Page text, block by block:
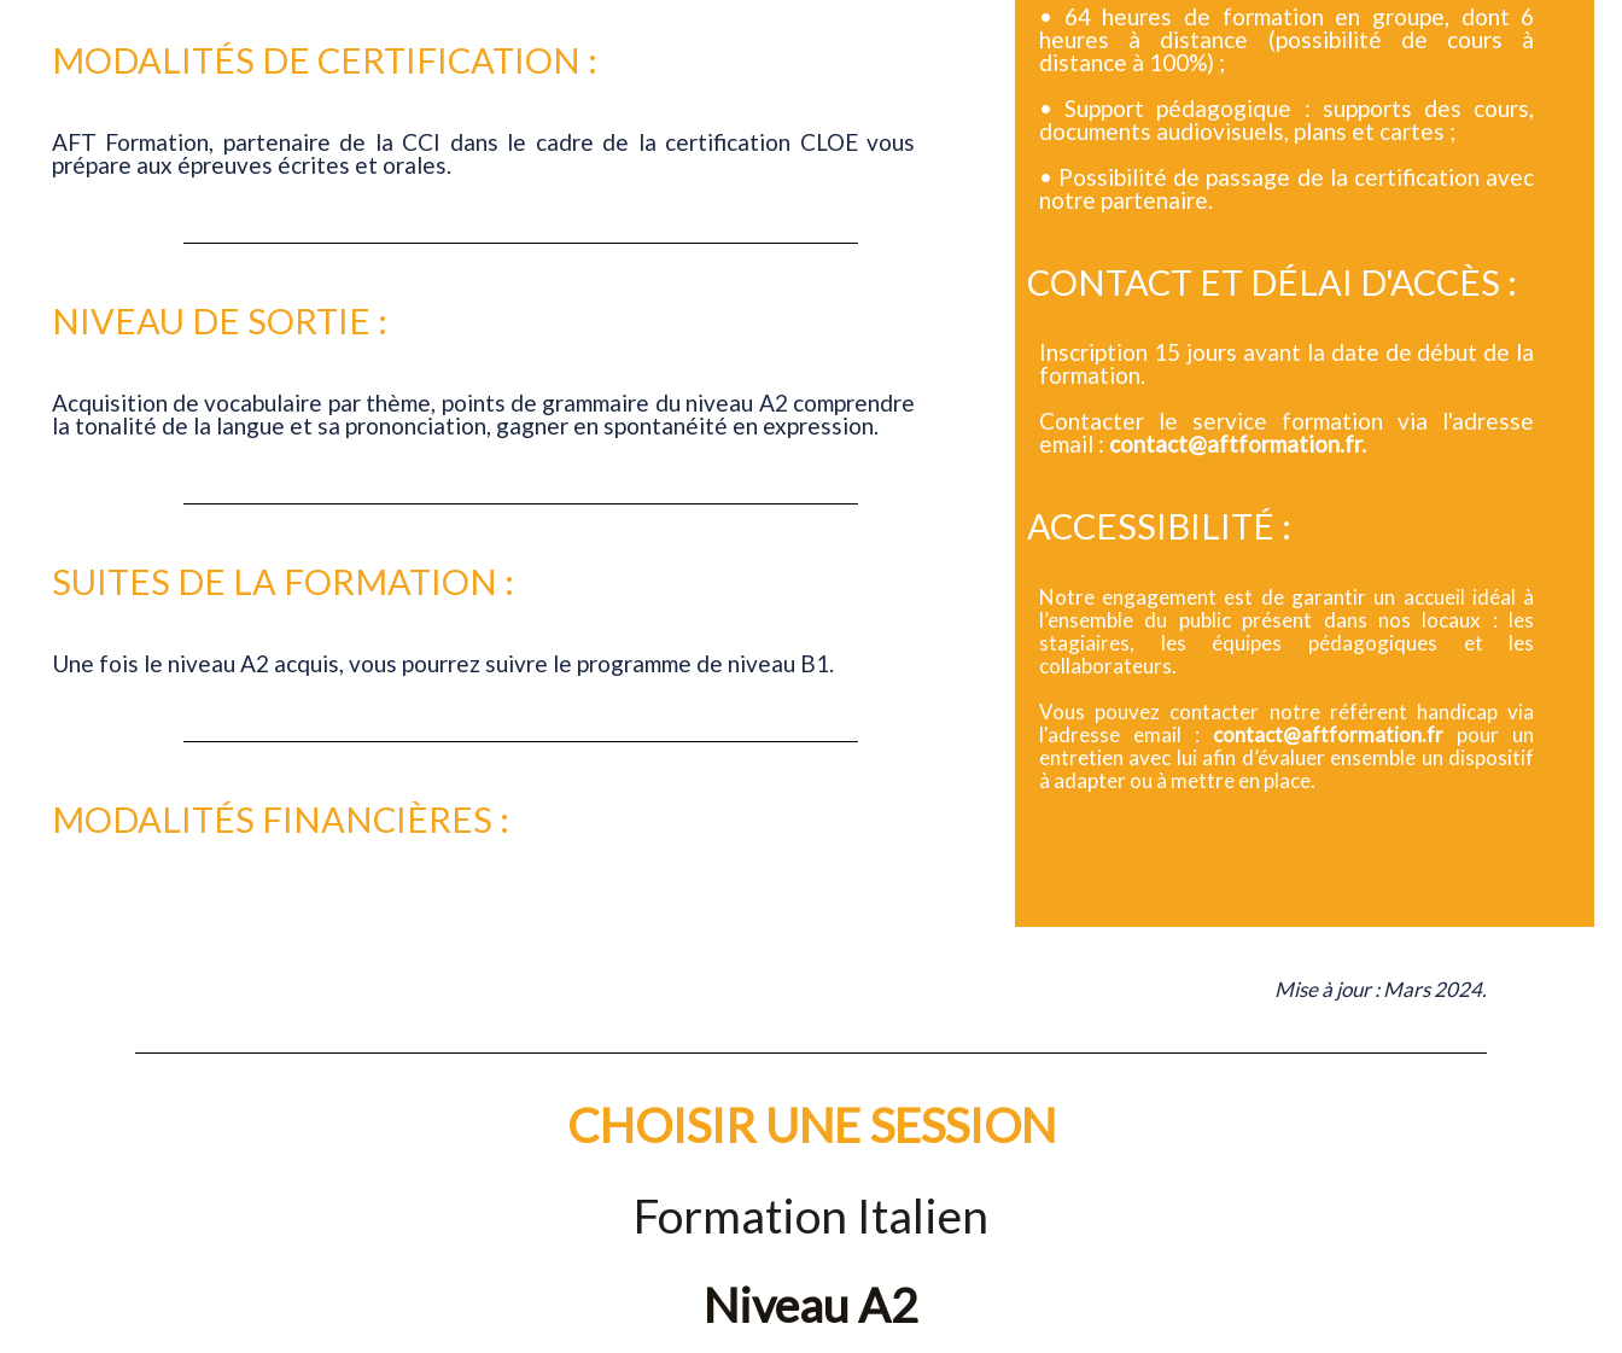
MODALITÉS DE CERTIFICATION :
AFT Formation, partenaire de la CCI dans le cadre de la certification CLOE vous
prépare aux épreuves écrites et orales.
NIVEAU DE SORTIE :
Acquisition de vocabulaire par thème, points de grammaire du niveau A2 comprendre
la tonalité de la langue et sa prononciation, gagner en spontanéité en expression.
SUITES DE LA FORMATION :
Une fois le niveau A2 acquis, vous pourrez suivre le programme de niveau B1.
MODALITÉS FINANCIÈRES :
• 64 heures de formation en groupe, dont 6
heures à distance (possibilité de cours à
distance à 100%) ;
• Support pédagogique : supports des cours,
documents audiovisuels, plans et cartes ;
• Possibilité de passage de la certification avec
notre partenaire.
CONTACT ET DÉLAI D'ACCÈS :
Inscription 15 jours avant la date de début de la
formation.
Contacter le service formation via l'adresse
email : contact@aftformation.fr.
ACCESSIBILITÉ :
Notre engagement est de garantir un accueil idéal à
l’ensemble du public présent dans nos locaux : les
stagiaires, les équipes pédagogiques et les
collaborateurs.
Vous pouvez contacter notre référent handicap via
l'adresse email : contact@aftformation.fr pour un
entretien avec lui afin d’évaluer ensemble un dispositif
à adapter ou à mettre en place.
Mise à jour : Mars 2024.
CHOISIR UNE SESSION
Formation Italien
Niveau A2